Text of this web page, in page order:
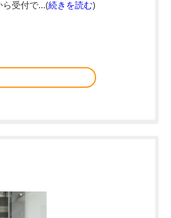
ら受付で...(続きを読む)